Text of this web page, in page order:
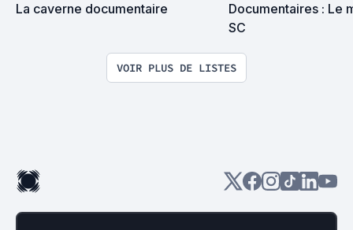
La caverne documentaire
Documentaires : Le
SC
VOIR PLUS DE LISTES